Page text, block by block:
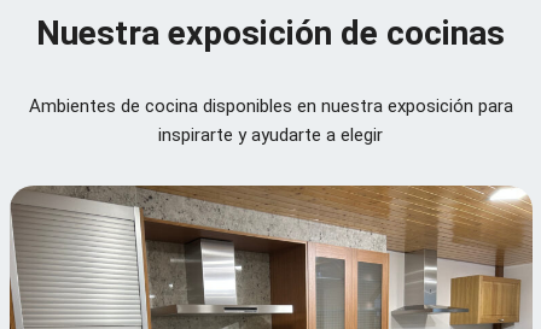
Nuestra exposición de cocinas
Ambientes de cocina disponibles en nuestra exposición para
inspirarte y ayudarte a elegir